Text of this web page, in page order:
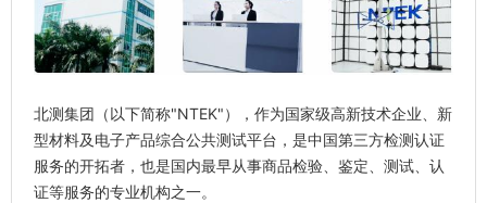
北测集团（以下简称"NTEK"），作为国家级高新技术企业、新
型材料及电子产品综合公共测试平台，是中国第三方检测认证
服务的开拓者，也是国内最早从事商品检验、鉴定、测试、认
证等服务的专业机构之一。